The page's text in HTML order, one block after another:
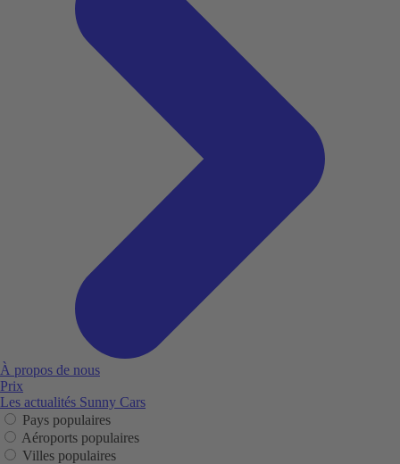
À propos de nous
Prix
Les actualités Sunny Cars
Pays populaires
Aéroports populaires
Villes populaires